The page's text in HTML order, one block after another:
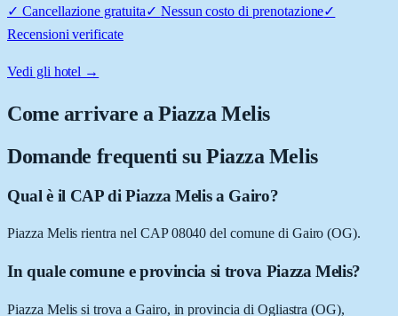
✓ Cancellazione gratuita✓ Nessun costo di prenotazione✓
Recensioni verificate
Vedi gli hotel →
Come arrivare aPiazza Melis
Domande frequenti su Piazza Melis
Qual è il CAP di Piazza Melis a Gairo?
Piazza Melis rientra nel CAP 08040 del comune di Gairo (OG).
In quale comune e provincia si trova Piazza Melis?
Piazza Melis si trova a Gairo, in provincia di Ogliastra (OG),